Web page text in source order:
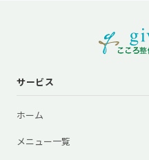
サービス
ホーム
メニュー一覧